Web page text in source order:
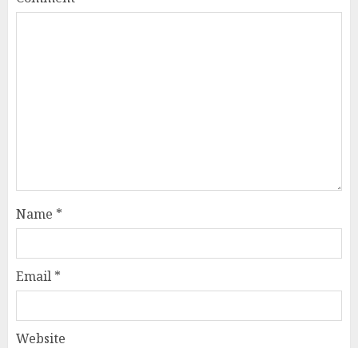
Name *
Email *
Website